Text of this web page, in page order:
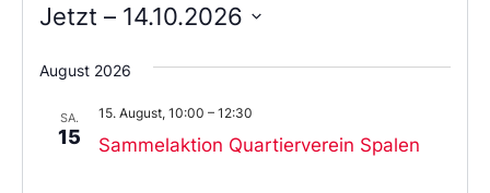
Jetzt – 14.10.2026
Sie
das
aus.
August 2026
SA.
15 Sammelaktion Quartierverein Spalen
15. August, 10:00 – 12:30